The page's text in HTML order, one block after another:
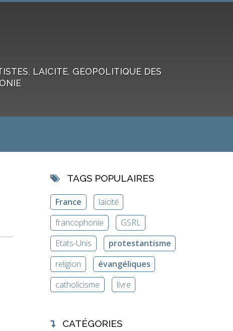
LAICITE, GEOPOLITIQUE DES
TAGS POPULAIRES
France
laïcité
francophonie
GSRL
Etats-Unis
protestantisme
religion
évangéliques
catholicisme
livre
CATÉGORIES